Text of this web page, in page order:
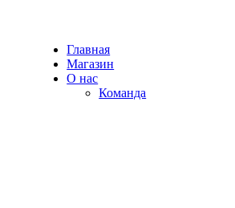
Главная
Магазин
О нас
Команда